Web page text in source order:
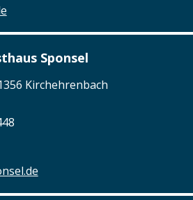
Sponsel
Kirchehrenbach